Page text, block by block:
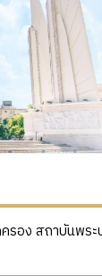
อง สถาบันพร